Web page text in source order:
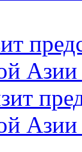
Азии